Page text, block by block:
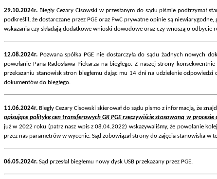
29.10.2024r. Biegły Cezary Cisowski w przesłanym do sądu piśmie podtrzymał
podkreślił, że dostarczane przez PGE oraz PwC prywatne opinie są
wskazania czy składają dodatkowe wnioski dowodowe oraz czy wnoszą o odbycie
12.08.2024r. Pozwana spółka PGE nie dostarczyła do sądu żadnych nowych
powołanie Pana Radosława Piekarza na biegłego. Z naszej strony
przekazaniu stanowisk stron biegłemu dając mu 14 dni na udzielenie
dokumentów do biegłego.
11.06.2024r. Biegły Cezary Cisowski skierował do sądu pismo z informacją, że
opisujące politykę cen transferowych GK PGE rzeczywiście stosowaną w
już w 2022 roku (patrz nasz wpis z 08.04.2022) wskazywaliśmy, że powołanie
przez nas parametrów w wycenie. Sąd zobowiązał strony do zajęcia stanowiska
06.05.2024r. Sąd przesłał biegłemu nowy dysk USB przekazany przez PGE.